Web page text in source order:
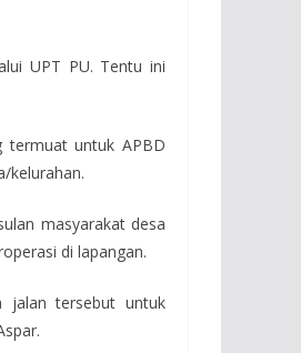
UPT PU. Tentu ini
termuat untuk APBD
kelurahan.
masyarakat desa
di lapangan.
jalan tersebut untuk